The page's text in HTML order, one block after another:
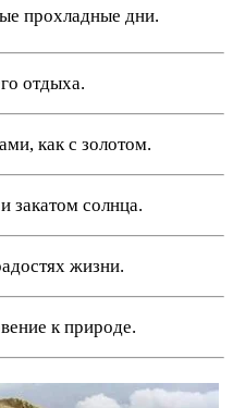
прохладные дни.
отдыха.
как с золотом.
закатом солнца.
жизни.
к природе.